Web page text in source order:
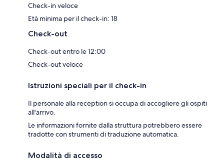
Check-in veloce
Età minima per il check-in: 18
Check-out
Check-out entro le 12:00
Check-out veloce
Istruzioni speciali per il check-in
Il personale alla reception si occupa di accogliere gli ospiti
all'arrivo.
Le informazioni fornite dalla struttura potrebbero essere
tradotte con strumenti di traduzione automatica.
Modalità di accesso